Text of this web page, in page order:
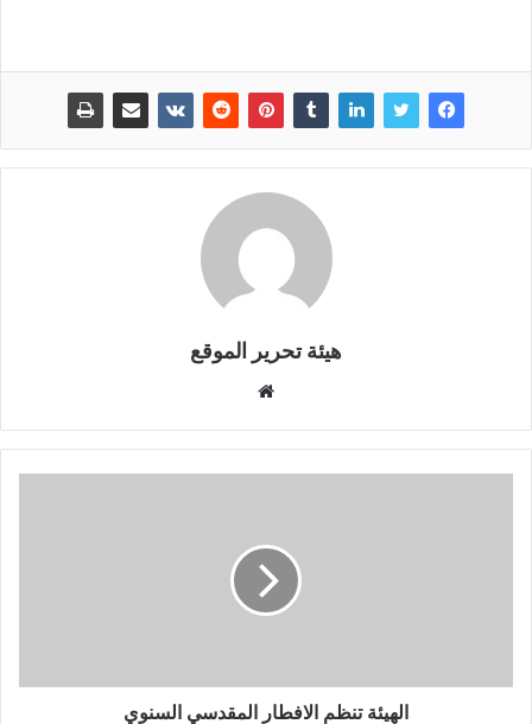
هيئة تحرير الموقع
الهيئة تنظم الافطار المقدسي السنوي